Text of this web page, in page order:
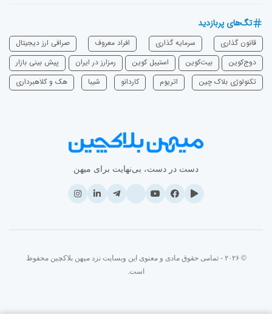
تگ‌های پربازدید
قانون گذاری سرمایه‌ گذاری افراد معروف
صرافی ارز دیجیتال
دوج‌کوین
بیت‌کوین استیبل کوین رمزارز در ایران
پیش بینی بازار
تکنولوژی بلاک چین
اتریوم ‌کاردانو شیبا هک و کلاهبرداری
دست در دست، بی‌نهایت برای میهن
© ۲۰۲۶ - تمامی حقوق مادی و معنوی این وبسایت نزد میهن بلاکچین محفوظ
است.